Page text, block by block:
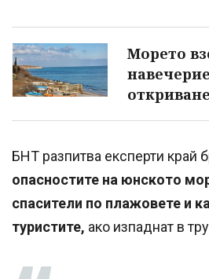
Морето
БНТ разпитва експерти край
опасностите на юнското
спасители по плажовете и
туристите, ако изпаднат в